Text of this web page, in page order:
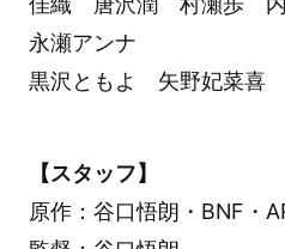
永瀬アンナ
黒沢ともよ 矢野妃菜喜
【スタッフ】
原作：谷口悟朗・BNF・